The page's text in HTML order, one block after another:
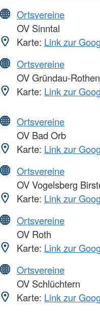
Ortsvereine
OV Sinntal
Karte: Link zur
Ortsvereine
OV Gründau-
Karte: Link zur
Ortsvereine
OV Bad Orb
Karte: Link zur
Ortsvereine
OV Vogelsberg
Karte: Link zur
Ortsvereine
OV Roth
Karte: Link zur
Ortsvereine
OV Schlüchtern
Karte: Link zur